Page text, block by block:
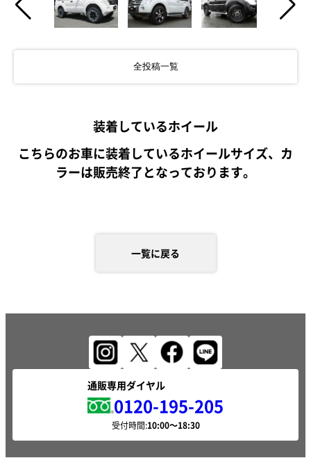
全投稿一覧
装着しているホイール
こちらのお車に装着しているホイールサイズ、カ
ラーは販売終了となっております。
一覧に戻る
通販専用ダイヤル
0120-195-205
受付時間: